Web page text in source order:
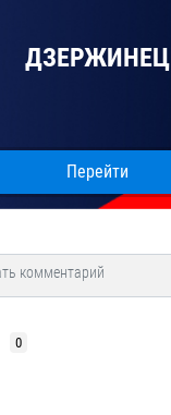
ДЗЕРЖИНЕЦ
Перейти
0